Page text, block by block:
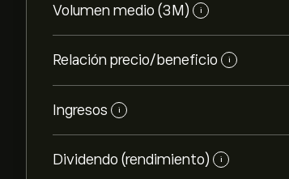
Volumen medio (3M) i
Relación precio/beneficio i
Ingresos i
Dividendo (rendimiento) i